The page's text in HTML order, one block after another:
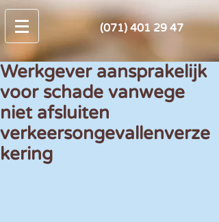
(071) 401 29 47
Werkgever aansprakelijk
voor schade vanwege
niet afsluiten
verkeersongevallenverze
kering